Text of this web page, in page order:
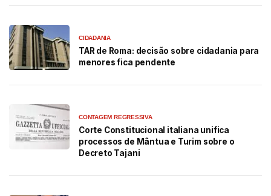
CIDADANIA
TAR de Roma: decisão sobre cidadania para
menores fica pendente
CONTAGEM REGRESSIVA
Corte Constitucional italiana unifica
processos de Mântua e Turim sobre o
Decreto Tajani